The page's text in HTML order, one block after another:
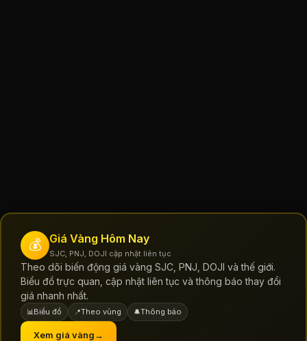
💰 Giá Vàng Hôm Nay
SJC, PNJ, DOJI cập nhật liên tục
Theo dõi biến động giá vàng SJC, PNJ, DOJI và thế giới.
Biểu đồ trực quan, cập nhật liên tục và thông báo thay đổi
giá nhanh nhất.
📊 Biểu đồ 📍Theo vùng 🔔Thông báo
Xem giá vàng→